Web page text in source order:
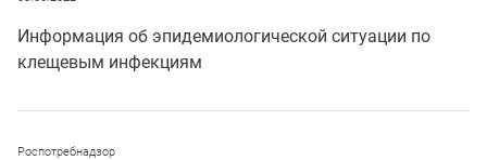
Информация об эпидемиологической ситуации по
клещевым инфекциям
Роспотребнадзор